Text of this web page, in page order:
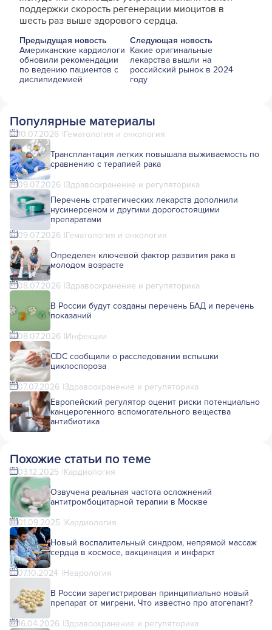
поддержки скорость регенерации миоцитов в
шесть раз выше здорового сердца.
Предыдущая новость
Американские кардиологи
обновили рекомендации
по ведению пациентов с
дислипидемией
Следующая новость
Какие оригинальные
лекарства вышли на
российский рынок в 2024
году
Популярные материалы
10.07.2026 Гематология и онкология
Трансплантация легких повышала выживаемость по
сравнению с терапией рака
09.07.2026 Здравоохранение и регуляторика
Перечень стратегических лекарств дополнили
нусинерсеном и другими дорогостоящими
препаратами
09.07.2026 Гематология и онкология
Определен ключевой фактор развития рака в
молодом возрасте
08.07.2026 Здравоохранение и регуляторика
В России будут созданы перечень БАД и перечень
показаний
08.07.2026 Инфекции
CDC сообщили о расследовании вспышки
циклоспороза
07.07.2026 Здравоохранение и регуляторика
Европейский регулятор оценит риски потенциально
канцерогенного вспомогательного вещества
антибиотика
Похожие статьи по теме
03.12.2025 Кардиология
Озвучена реальная частота осложнений
антитромбоцитарной терапии в Москве
01.09.2025 Кардиология
Новый воспалительный синдром, непрямой массаж
сердца в космосе, вакцинация и инфаркт
07.10.2024 Неврология
В России зарегистрирован принципиально новый
препарат от мигрени. Что известно про атогепант?
16.04.2026 Здравоохранение и регуляторика